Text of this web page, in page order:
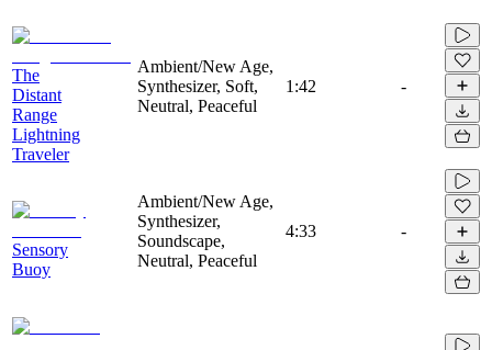
The
Distant
Range
Lightning
Traveler
Ambient/New Age,
Synthesizer, Soft,
Neutral, Peaceful
1:42 -
Sensory
Buoy
Ambient/New Age,
Synthesizer,
Soundscape,
Neutral, Peaceful
4:33 -